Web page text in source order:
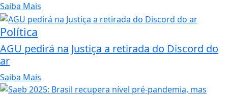
Saiba Mais
Política
AGU pedirá na Justiça a retirada do Discord do
ar
Saiba Mais